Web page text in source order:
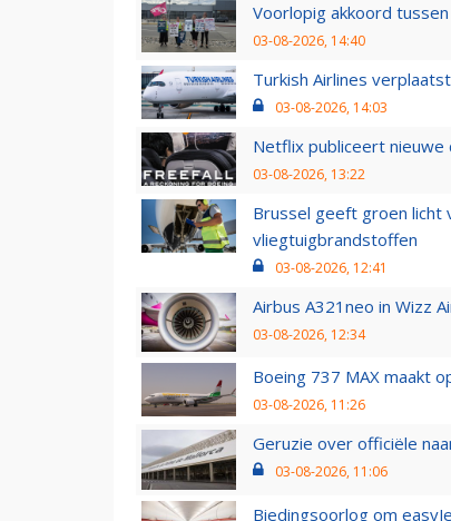
Voorlopig akkoord
03-08-2026, 14:40
Turkish Airlines
03-08-2026, 14:03
Netflix publiceert
03-08-2026, 13:22
Brussel geeft groen licht
vliegtuigbrandstoffen
03-08-2026, 12:41
Airbus A321neo in Wizz
03-08-2026, 12:34
Boeing 737 MAX maakt
03-08-2026, 11:26
Geruzie over officiële
03-08-2026, 11:06
Biedingsoorlog om